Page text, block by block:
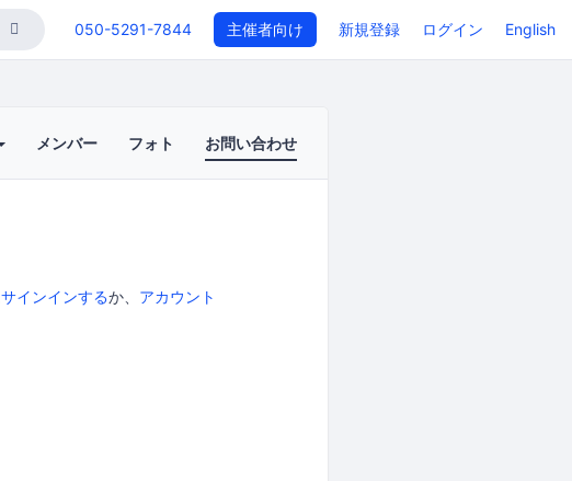
050-5291-7844 主催者向け 新規登録 ログイン English
メンバー フォト お問い合わせ
サインインするか、 アカウント